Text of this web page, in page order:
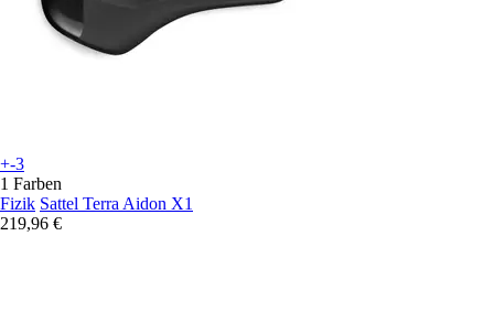
+-3
1 Farben
Fizik Sattel Terra Aidon X1
219,96 €